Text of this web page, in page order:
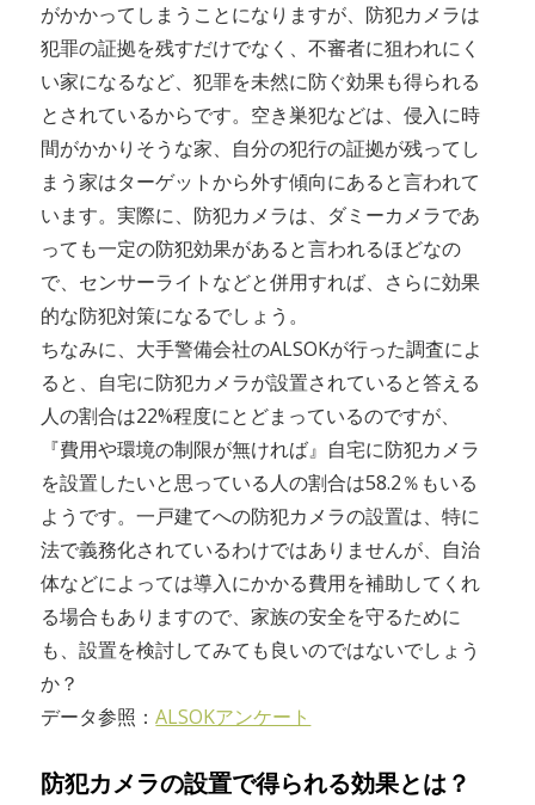
がかかってしまうことになりますが、防犯カメラは
犯罪の証拠を残すだけでなく、不審者に狙われにく
い家になるなど、犯罪を未然に防ぐ効果も得られる
とされているからです。空き巣犯などは、侵入に時
間がかかりそうな家、自分の犯行の証拠が残ってし
まう家はターゲットから外す傾向にあると言われて
います。実際に、防犯カメラは、ダミーカメラであ
っても一定の防犯効果があると言われるほどなの
で、センサーライトなどと併用すれば、さらに効果
的な防犯対策になるでしょう。
ちなみに、大手警備会社のALSOKが行った調査によ
ると、自宅に防犯カメラが設置されていると答える
人の割合は22%程度にとどまっているのですが、
『費用や環境の制限が無ければ』自宅に防犯カメラ
を設置したいと思っている人の割合は58.2％もいる
ようです。一戸建てへの防犯カメラの設置は、特に
法で義務化されているわけではありませんが、自治
体などによっては導入にかかる費用を補助してくれ
る場合もありますので、家族の安全を守るために
も、設置を検討してみても良いのではないでしょう
か？
データ参照：ALSOKアンケート
防犯カメラの設置で得られる効果とは？